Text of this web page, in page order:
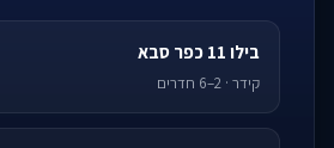
בילו 11 כפר סבא
קידר · 2–6 חדרים